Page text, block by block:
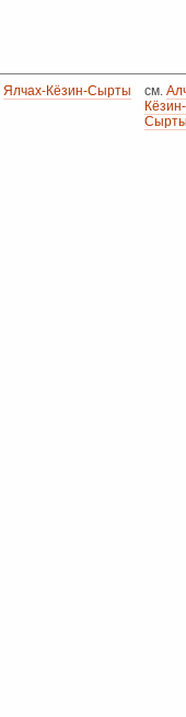
Ялчах-Кёзин-Сырты см.
Кёзин-